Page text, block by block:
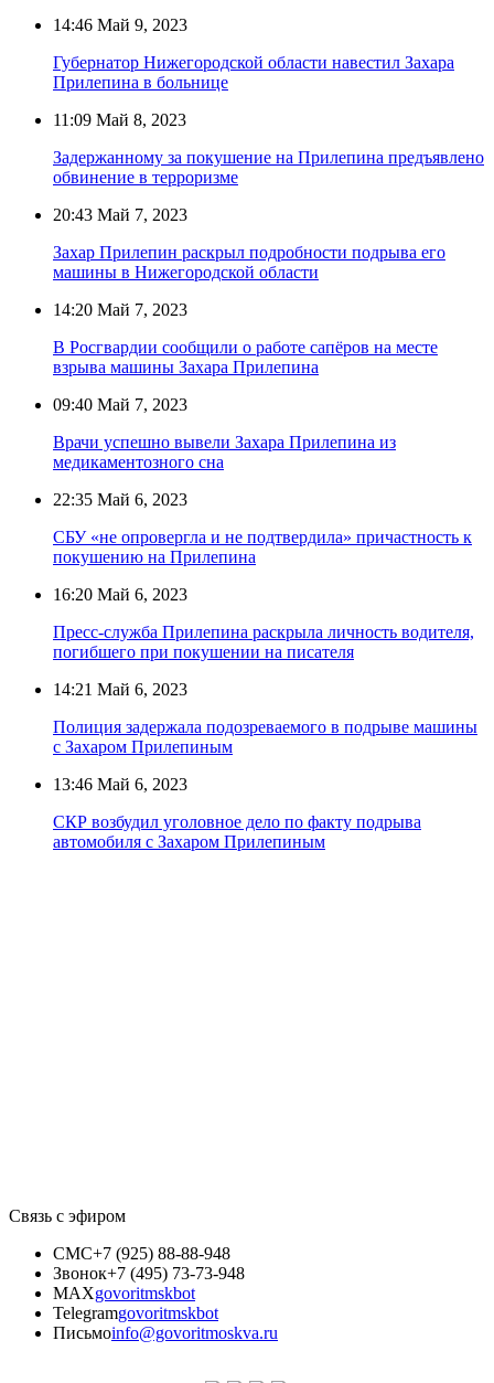
14:46 Май 9, 2023
Губернатор Нижегородской области навестил Захара
Прилепина в больнице
11:09 Май 8, 2023
Задержанному за покушение на Прилепина предъявлено
обвинение в терроризме
20:43 Май 7, 2023
Захар Прилепин раскрыл подробности подрыва его
машины в Нижегородской области
14:20 Май 7, 2023
В Росгвардии сообщили о работе сапёров на месте
взрыва машины Захара Прилепина
09:40 Май 7, 2023
Врачи успешно вывели Захара Прилепина из
медикаментозного сна
22:35 Май 6, 2023
СБУ «не опровергла и не подтвердила» причастность к
покушению на Прилепина
16:20 Май 6, 2023
Пресс-служба Прилепина раскрыла личность водителя,
погибшего при покушении на писателя
14:21 Май 6, 2023
Полиция задержала подозреваемого в подрыве машины
с Захаром Прилепиным
13:46 Май 6, 2023
СКР возбудил уголовное дело по факту подрыва
автомобиля с Захаром Прилепиным
Связь с эфиром
СМС+7 (925) 88-88-948
Звонок+7 (495) 73-73-948
MAXgovoritmskbot
Telegramgovoritmskbot
Письмоinfo@govoritmoskva.ru